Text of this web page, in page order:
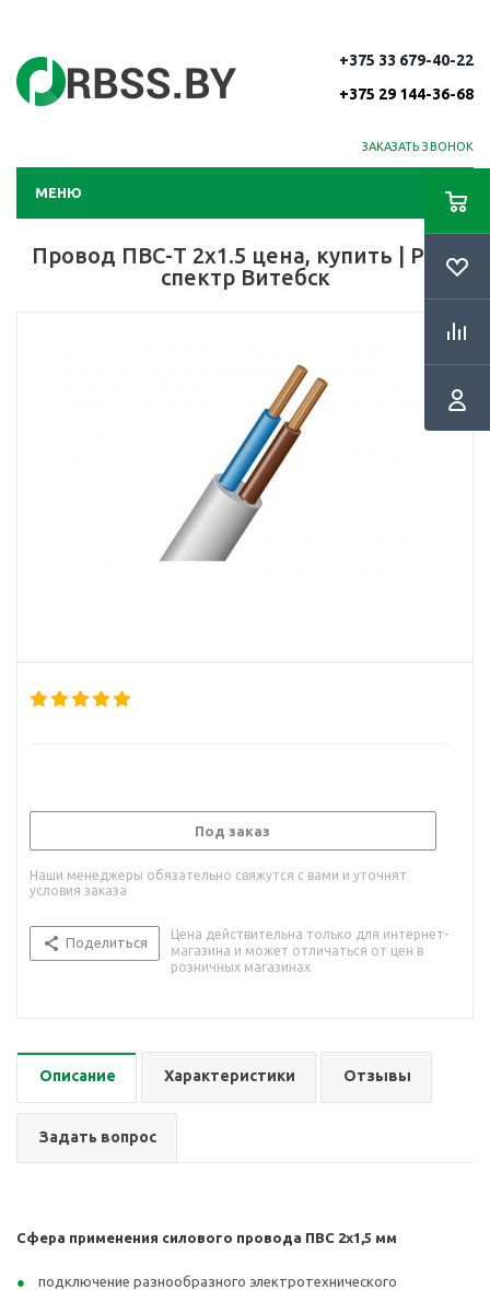
+375 33 679-40-22
+375 29 144-36-68
ЗАКАЗАТЬ ЗВОНОК
МЕНЮ
Провод ПВС-Т 2х1.5 цена, купить | РБС-
спектр Витебск
Под заказ
Наши менеджеры обязательно свяжутся с вами и уточнят
условия заказа
Поделиться
Цена действительна только для интернет-
магазина и может отличаться от цен в
розничных магазинах
Описание Характеристики Отзывы
Задать вопрос
Сфера применения силового провода ПВС 2х1,5 мм
подключение разнообразного электротехнического